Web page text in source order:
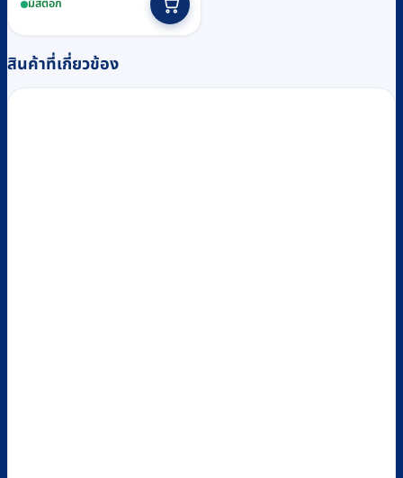
was:
฿16,770.
is:
฿15,300.
มีสต็อก
สินค้าที่เกี่ยวข้อง